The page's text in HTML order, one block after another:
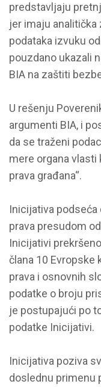
predstavljaju
jer imaju analitička
podataka izvuku
pouzdano ukazali
BIA na zaštiti
U rešenju
argumenti BIA, i
da se traženi
mere organa vlasti
prava građana“.
Inicijativa podseća
prava presudom
Inicijativi
člana 10
prava i osnovnih
podatke o broju
je postupajući po
podatke Inicijativi.
Inicijativa poziva
doslednu primenu